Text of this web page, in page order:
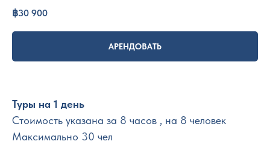
฿30 900
АРЕНДОВАТЬ
Туры на 1 день
Стоимость указана за 8 часов , на 8 человек
Максимально 30 чел